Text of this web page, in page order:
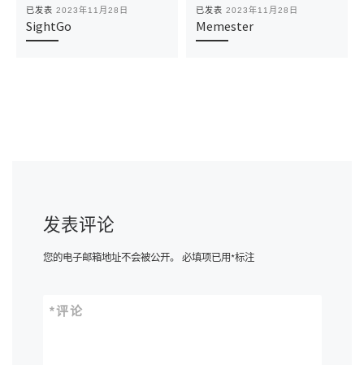
已发表 2023年11月28日
SightGo
已发表 2023年11月28日
Memester
发表评论
您的电子邮箱地址不会被公开。 必填项已用*标注
评论
*